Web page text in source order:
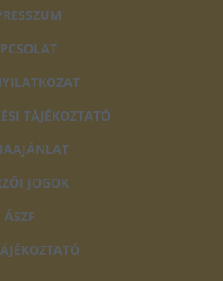
TÁJÉKOZTATÓ
JOGOK
ÁSZF